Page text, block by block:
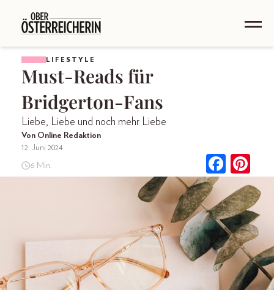
LIFESTYLE
Must-Reads für
Bridgerton-Fans
Liebe, Liebe und noch mehr Liebe
Von Online Redaktion
12. Juni 2024
6 Min.